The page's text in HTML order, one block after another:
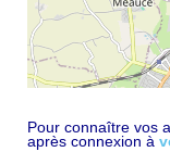
Pour connaître vos
après connexion à